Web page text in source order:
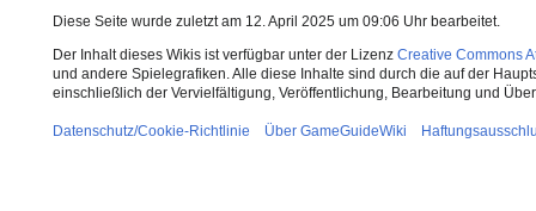
Diese Seite wurde zuletzt am 12. April 2025 um 09:06 Uhr bearbeitet.
Der Inhalt dieses Wikis ist verfügbar unter der Lizenz Creative Commons
und andere Spielegrafiken. Alle diese Inhalte sind durch die auf der
einschließlich der Vervielfältigung, Veröffentlichung, Bearbeitung und
Datenschutz/Cookie-Richtlinie Über GameGuideWiki